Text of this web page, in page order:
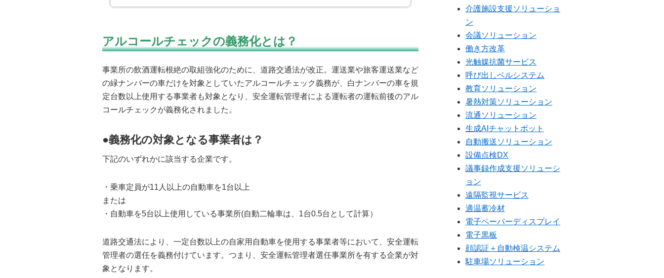
アルコールチェックの義務化とは？
事業所の飲酒運転根絶の取組強化のために、道路交通法が改正。運送業や旅客運送業など
の緑ナンバーの車だけを対象としていたアルコールチェック義務が、白ナンバーの車を規
定台数以上使用する事業者も対象となり、安全運転管理者による運転者の運転前後のアル
コールチェックが義務化されました。
●義務化の対象となる事業者は？
下記のいずれかに該当する企業です。
・乗車定員が11人以上の自動車を1台以上
または
・自動車を5台以上使用している事業所(自動二輪車は、1台0.5台として計算）
道路交通法により、一定台数以上の自家用自動車を使用する事業者等において、安全運転
管理者の選任を義務付けています。つまり、安全運転管理者選任事業所を有する企業が対
象となります。
介護施設支援ソリューショ
ン
会議ソリューション
働き方改革
光触媒抗菌サービス
呼び出しベルシステム
教育ソリューション
暑熱対策ソリューション
流通ソリューション
生成AIチャットボット
自動搬送ソリューション
設備点検DX
議事録作成支援ソリューシ
ョン
遠隔監視サービス
適温蓄冷材
電子ペーパーディスプレイ
電子黒板
顔認証＋自動検温システム
駐車場ソリューション